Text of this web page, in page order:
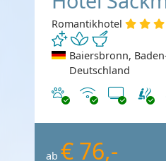
Romantikhotel
Baiersbronn,
Deutschland
Haustiere erlaubt
Internet
TV
ab € 76,-